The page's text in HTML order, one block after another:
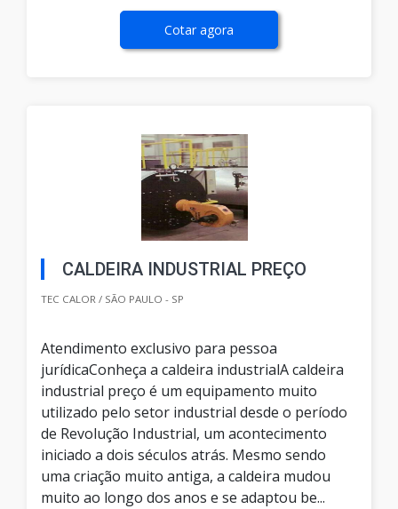
Cotar agora
CALDEIRA INDUSTRIAL PREÇO
TEC CALOR / SÃO PAULO - SP
Atendimento exclusivo para pessoa
jurídicaConheça a caldeira industrialA caldeira
industrial preço é um equipamento muito
utilizado pelo setor industrial desde o período
de Revolução Industrial, um acontecimento
iniciado a dois séculos atrás. Mesmo sendo
uma criação muito antiga, a caldeira mudou
muito ao longo dos anos e se adaptou be...